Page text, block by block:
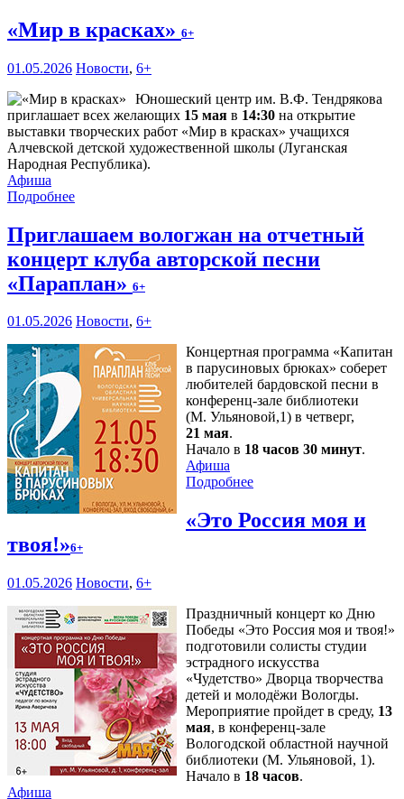
«Мир в красках» 6+
01.05.2026 Новости, 6+
Юношеский центр им. В.Ф. Тендрякова
приглашает всех желающих 15 мая в 14:30 на открытие
выставки творческих работ «Мир в красках» учащихся
Алчевской детской художественной школы (Луганская
Народная Республика).
Афиша
Подробнее
Приглашаем вологжан на отчетный
концерт клуба авторской песни
«Параплан» 6+
01.05.2026 Новости, 6+
Концертная программа «Капитан
в парусиновых брюках» соберет
любителей бардовской песни в
конференц-зале библиотеки
(М. Ульяновой,1) в четверг,
21 мая.
Начало в 18 часов 30 минут.
Афиша
Подробнее
«Это Россия моя и
твоя!»6+
01.05.2026 Новости, 6+
Праздничный концерт ко Дню
Победы «Это Россия моя и твоя!»
подготовили солисты студии
эстрадного искусства
«Чудетство» Дворца творчества
детей и молодёжи Вологды.
Мероприятие пройдет в среду, 13
мая, в конференц-зале
Вологодской областной научной
библиотеки (М. Ульяновой, 1).
Начало в 18 часов.
Афиша